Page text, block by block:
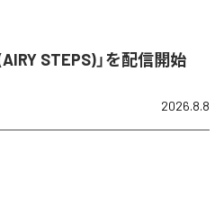
STEPS)」を配信開始
2026.8.8